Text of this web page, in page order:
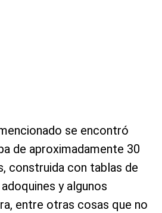
se encontró
de aproximadamente 30
construida con tablas de
y algunos
entre otras cosas que no